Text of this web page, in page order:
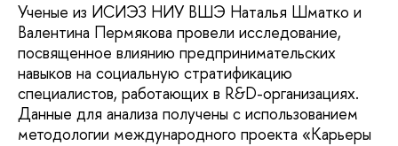
Ученые из ИСИЭЗ НИУ ВШЭ Наталья Шматко и
Валентина Пермякова провели исследование,
посвященное влиянию предпринимательских
навыков на социальную стратификацию
специалистов, работающих в R&D-организациях.
Данные для анализа получены с использованием
методологии международного проекта «Карьеры